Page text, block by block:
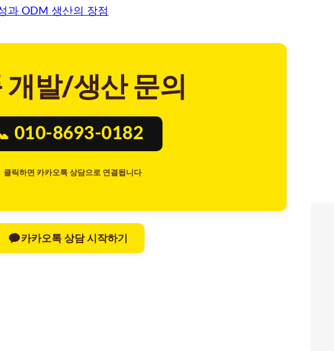
과 ODM 생산의 장점
개발/생산 문의
010-8693-0182
클릭하면 카카오톡 상담으로 연결됩니다
카카오톡 상담 시작하기